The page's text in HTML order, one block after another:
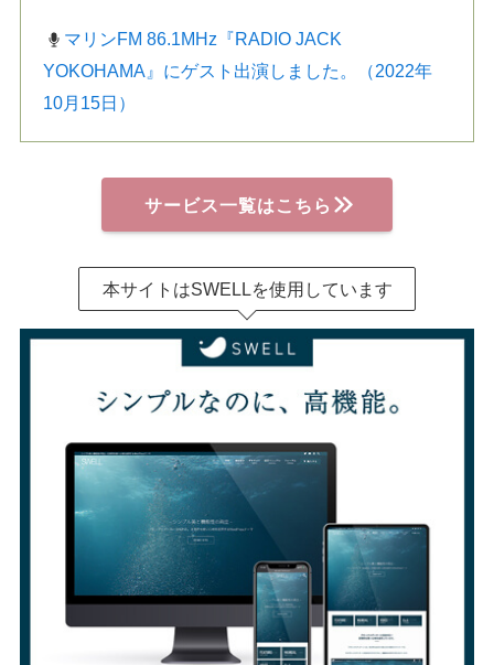
マリンFM 86.1MHz『RADIO JACK
YOKOHAMA』にゲスト出演しました。（2022年
10月15日）
サービス一覧はこちら
本サイトはSWELLを使用しています